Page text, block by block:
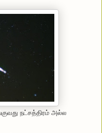
நட்சத்திரம் அல்ல